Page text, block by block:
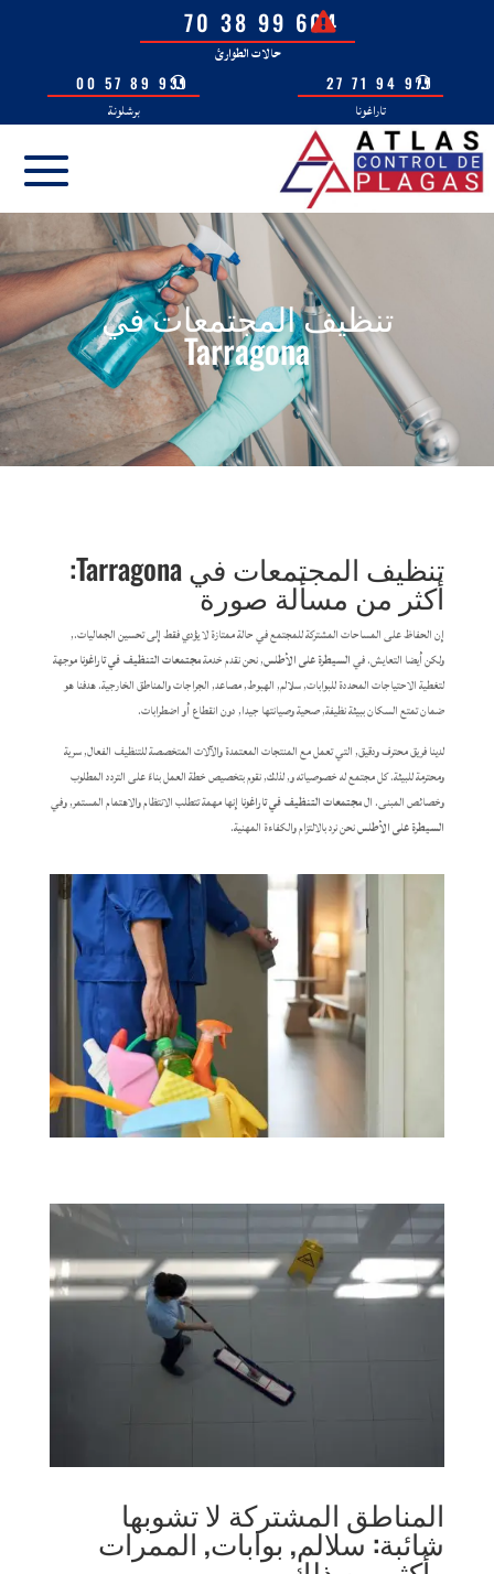
604 99 38 70
حالات الطوارئ
931 89 57 00
برشلونة
977 94 71 27
تاراغونا
تنظيف المجتمعات في
Tarragona
تنظيف المجتمعات في Tarragona:
أكثر من مسألة صورة
إن الحفاظ على المساحات المشتركة للمجتمع في حالة ممتازة لا يؤدي فقط إلى تحسين الجماليات.,
ولكن أيضا التعايش. فيالسيطرة على الأطلس, نحن نقدم خدمةمجتمعات التنظيف في تاراغوناموجهة
لتغطية الاحتياجات المحددة للبوابات, سلالم, الهبوط, مصاعد, الجراجات والمناطق الخارجية. هدفنا هو
ضمان تمتع السكان ببيئة نظيفة, صحية وصيانتها جيدا, دون انقطاع أو اضطرابات.
لدينا فريق محترف ودقيق, التي تعمل مع المنتجات المعتمدة والآلات المتخصصة للتنظيف الفعال, سرية
ومحترمة للبيئة. كل مجتمع له خصوصياته و, لذلك, نقوم بتخصيص خطة العمل بناءً على التردد المطلوب
وخصائص المبنى. المجتمعات التنظيف في تاراغونا إنها مهمة تتطلب الانتظام والاهتمام المستمر, وفي
السيطرة على الأطلسنحن نرد بالالتزام والكفاءة المهنية.
المناطق المشتركة لا تشوبها
شائبة: سلالم, بوابات, الممرات